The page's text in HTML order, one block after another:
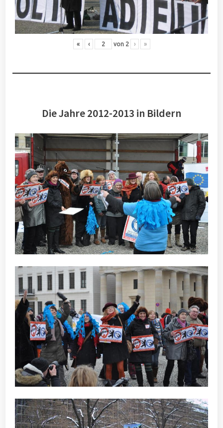
« ‹ von 2 › »
Die Jahre 2012-2013 in Bildern